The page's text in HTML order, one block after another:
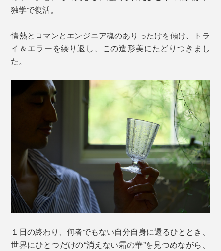
独学で復活。
情熱とロマンとエンジニア魂のありったけを傾け、トラ
イ＆エラーを繰り返し、この造形美にたどりつきまし
た。
１日の終わり、何者でもない自分自身に還るひととき、
世界にひとつだけの“消えない霜の華”を見つめながら、